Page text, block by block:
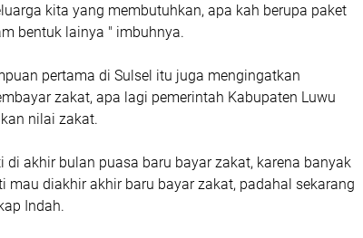
kita yang membutuhkan, apa kah berupa paket
bentuk lainya " imbuhnya.
pertama di Sulsel itu juga mengingatkan
zakat, apa lagi pemerintah Kabupaten Luwu
nilai zakat.
di akhir bulan puasa baru bayar zakat, karena banyak
mau diakhir akhir baru bayar zakat, padahal sekarang
Indah.